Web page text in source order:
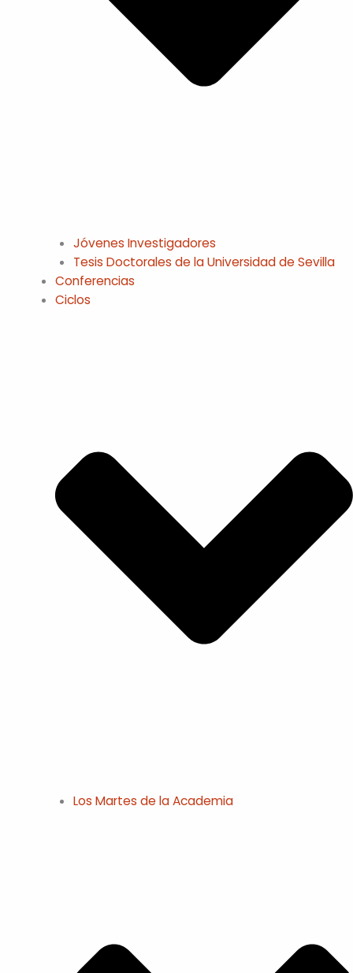
Jóvenes Investigadores
Tesis Doctorales de la Universidad de Sevilla
Conferencias
Ciclos
Los Martes de la Academia